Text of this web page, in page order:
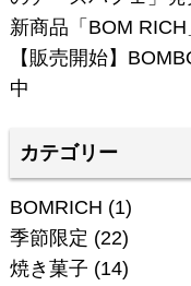
新商品「BOM RICH
【販売開始】
中
カテゴリー
BOMRICH (1)
季節限定 (22)
焼き菓子 (14)